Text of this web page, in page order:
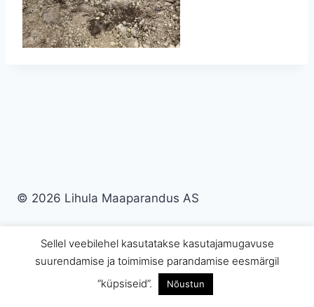
© 2026 Lihula Maaparandus AS
Sellel veebilehel kasutatakse kasutajamugavuse
suurendamise ja toimimise parandamise eesmärgil
“küpsiseid”.
Nõustun